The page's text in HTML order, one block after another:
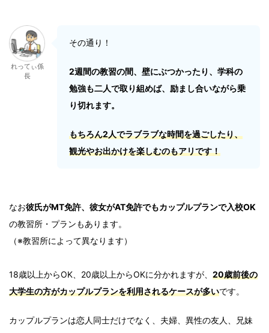
れってぃ係
長
その通り！
2週間の教習の間、壁にぶつかったり、学科の
勉強も二人で取り組めば、励まし合いながら乗
り切れます。
もちろん2人でラブラブな時間を過ごしたり、
観光やお出かけを楽しむのもアリです！
なお彼氏がMT免許、彼女がAT免許でもカップルプランで入校OK
の教習所・プランもあります。
（※教習所によって異なります）
18歳以上からOK、20歳以上からOKに分かれますが、 20歳前後の
大学生の方がカップルプランを利用されるケースが多いです。
カップルプランは恋人同士だけでなく、夫婦、異性の友人、兄妹